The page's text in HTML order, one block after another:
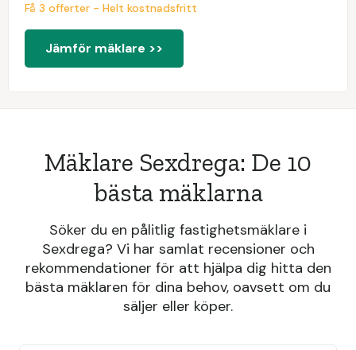
Få 3 offerter - Helt kostnadsfritt
Jämför mäklare >>
Mäklare Sexdrega: De 10
bästa mäklarna
Söker du en pålitlig fastighetsmäklare i
Sexdrega? Vi har samlat recensioner och
rekommendationer för att hjälpa dig hitta den
bästa mäklaren för dina behov, oavsett om du
säljer eller köper.